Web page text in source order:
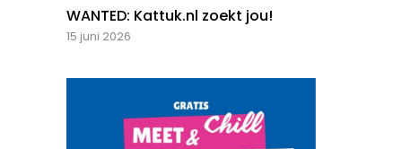
WANTED: Kattuk.nl zoekt jou!
15 juni 2026